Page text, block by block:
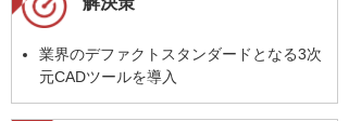
業界のデファクトスタンダードとなる3次
元CADツールを導入